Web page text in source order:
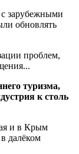
с зарубежными
обновлять
проблем,
туризма,
к столь
и в Крым
далёком